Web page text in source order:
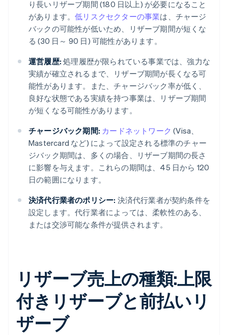
り長いリザーブ期間 (180 日以上) が必要になること
があります。低リスクセクターの事業は、チャージ
バックの可能性が低いため、リザーブ期間が短くな
る (30 日～ 90 日) 可能性があります。
運営履歴: 処理履歴が限られている事業では、強力な
実績が確立されるまで、リザーブ期間が長くなる可
能性があります。また、チャージバック率が低く、
良好な状態である実績を持つ事業は、リザーブ期間
が短くなる可能性があります。
チャージバック期間: カードネットワーク (Visa、
Mastercard など) によって設定される標準のチャー
ジバック期間は、多くの場合、リザーブ期間の長さ
に影響を与えます。これらの期間は、45 日から 120
日の範囲になります。
決済代行業者のポリシー: 決済代行業者が契約条件を
設定します。代行業者によっては、柔軟性のある、
または交渉可能な条件が提供されます。
リザーブ売上の種類:上限
付きリザーブと前払いリ
ザーブ